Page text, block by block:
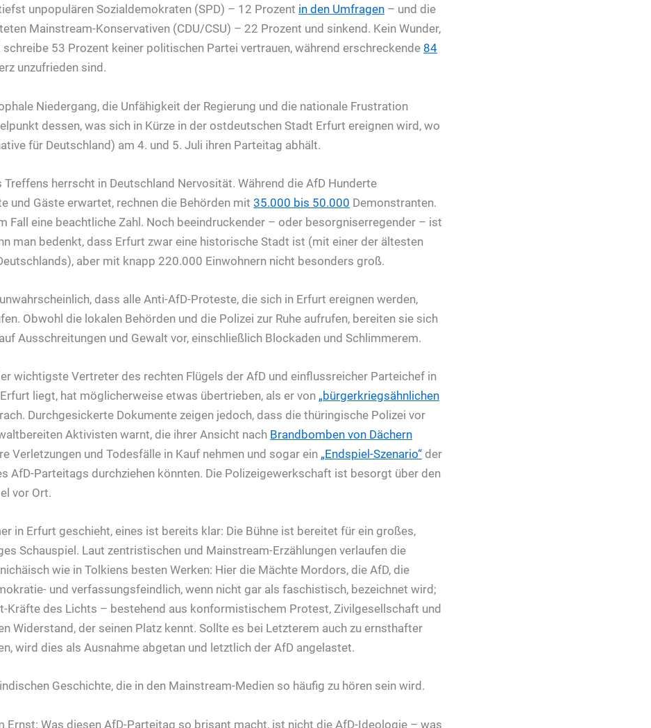
unpopulären Sozialdemokraten (SPD) – 12 Prozent in den Umfragen – und die
Mainstream-Konservativen (CDU/CSU) – 22 Prozent und sinkend. Kein Wunder,
53 Prozent keiner politischen Partei vertrauen, während erschreckende 84
unzufrieden sind.
Niedergang, die Unfähigkeit der Regierung und die nationale Frustration
dessen, was sich in Kürze in der ostdeutschen Stadt Erfurt ereignen wird, wo
für Deutschland) am 4. und 5. Juli ihren Parteitag abhält.
herrscht in Deutschland Nervosität. Während die AfD Hunderte
und Gäste erwartet, rechnen die Behörden mit 35.000 bis 50.000 Demonstranten.
Fall eine beachtliche Zahl. Noch beeindruckender – oder besorgniserregender – ist
man bedenkt, dass Erfurt zwar eine historische Stadt ist (mit einer der ältesten
aber mit knapp 220.000 Einwohnern nicht besonders groß.
dass alle Anti-AfD-Proteste, die sich in Erfurt ereignen werden,
Obwohl die lokalen Behörden und die Polizei zur Ruhe aufrufen, bereiten sie sich
Ausschreitungen und Gewalt vor, einschließlich Blockaden und Schlimmerem.
wichtigste Vertreter des rechten Flügels der AfD und einflussreicher Parteichef in
liegt, hat möglicherweise etwas übertrieben, als er von „bürgerkriegsähnlichen
Durchgesickerte Dokumente zeigen jedoch, dass die thüringische Polizei vor
Aktivisten warnt, die ihrer Ansicht nach Brandbomben von Dächern
Verletzungen und Todesfälle in Kauf nehmen und sogar ein „Endspiel-Szenario“ der
AfD-Parteitags durchziehen könnten. Die Polizeigewerkschaft ist besorgt über den
vor Ort.
in Erfurt geschieht, eines ist bereits klar: Die Bühne ist bereitet für ein großes,
Schauspiel. Laut zentristischen und Mainstream-Erzählungen verlaufen die
wie in Tolkiens besten Werken: Hier die Mächte Mordors, die AfD, die
und verfassungsfeindlich, wenn nicht gar als faschistisch, bezeichnet wird;
Kräfte des Lichts – bestehend aus konformistischem Protest, Zivilgesellschaft und
Widerstand, der seinen Platz kennt. Sollte es bei Letzterem auch zu ernsthafter
wird dies als Ausnahme abgetan und letztlich der AfD angelastet.
Geschichte, die in den Mainstream-Medien so häufig zu hören sein wird.
Ernst: Was diesen AfD-Parteitag so brisant macht, ist nicht die AfD-Ideologie – was